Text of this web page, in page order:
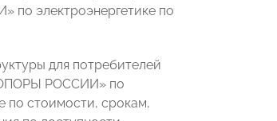
по электроэнергетике по
для потребителей
РОССИИ» по
по стоимости, срокам,